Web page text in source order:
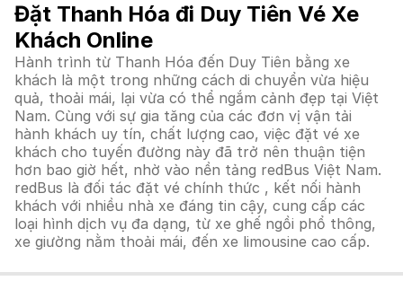
Đặt Thanh Hóa đi Duy Tiên Vé Xe
Khách Online
Hành trình từ Thanh Hóa đến Duy Tiên bằng xe
khách là một trong những cách di chuyển vừa hiệu
quả, thoải mái, lại vừa có thể ngắm cảnh đẹp tại Việt
Nam. Cùng với sự gia tăng của các đơn vị vận tải
hành khách uy tín, chất lượng cao, việc đặt vé xe
khách cho tuyến đường này đã trở nên thuận tiện
hơn bao giờ hết, nhờ vào nền tảng redBus Việt Nam.
redBus là đối tác đặt vé chính thức , kết nối hành
khách với nhiều nhà xe đáng tin cậy, cung cấp các
loại hình dịch vụ đa dạng, từ xe ghế ngồi phổ thông,
xe giường nằm thoải mái, đến xe limousine cao cấp.